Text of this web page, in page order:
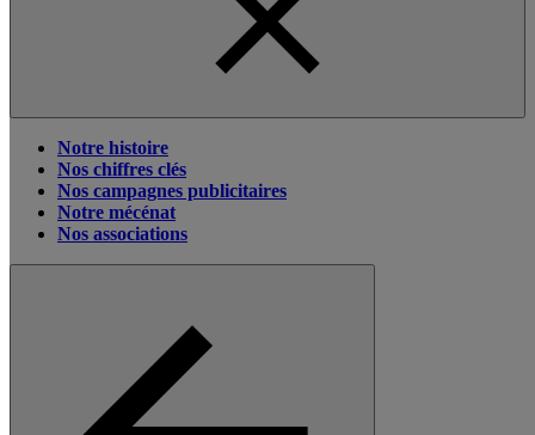
Notre histoire
Nos chiffres clés
Nos campagnes publicitaires
Notre mécénat
Nos associations